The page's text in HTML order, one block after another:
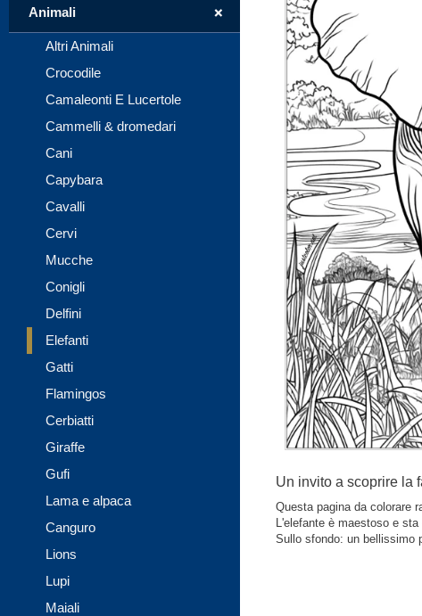
Un invito a scoprire la
Questa pagina da colorare
L'elefante è maestoso e
Sullo sfondo: un bellissimo
+
Animali
Altri Animali
Crocodile
Camaleonti E Lucertole
Cammelli & dromedari
Cani
Capybara
Cavalli
Cervi
Mucche
Conigli
Delfini
Elefanti
Gatti
Flamingos
Cerbiatti
Giraffe
Gufi
Lama e alpaca
Canguro
Lions
Lupi
Maiali